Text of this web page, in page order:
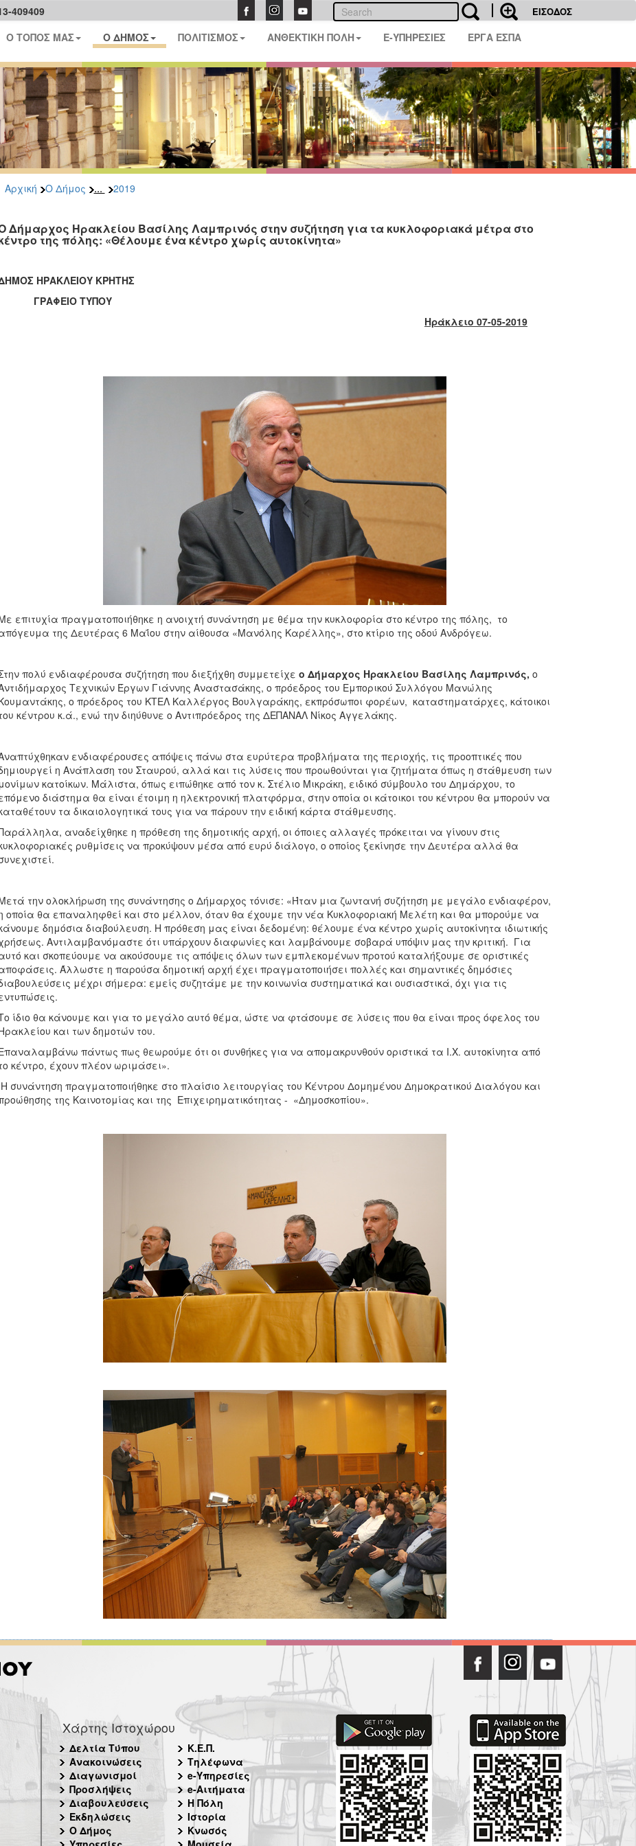
409409 ΕΙΣΟΔΟΣ
Ο ΤΟΠΟΣ ΜΑΣ Ο ΔΗΜΟΣ ΠΟΛΙΤΙΣΜΟΣ ΑΝΘΕΚΤΙΚΗ ΠΟΛΗ E-ΥΠΗΡΕΣΙΕΣ ΕΡΓΑ ΕΣΠΑ
Αρχική Ο Δήμος ... 2019
Δήμαρχος Ηρακλείου Βασίλης Λαμπρινός στην συζήτηση για τα κυκλοφοριακά μέτρα στο
της πόλης: «Θέλουμε ένα κέντρο χωρίς αυτοκίνητα»
ΗΡΑΚΛΕΙΟΥ ΚΡΗΤΗΣ
ΓΡΑΦΕΙΟ ΤΥΠΟΥ
Ηράκλειο 07-05-2019
επιτυχία πραγματοποιήθηκε η ανοιχτή συνάντηση με θέμα την κυκλοφορία στο κέντρο της πόλης, το
της Δευτέρας 6 Μαΐου στην αίθουσα «Μανόλης Καρέλλης», στο κτίριο της οδού Ανδρόγεω.
πολύ ενδιαφέρουσα συζήτηση που διεξήχθη συμμετείχε ο Δήμαρχος Ηρακλείου Βασίλης Λαμπρινός, ο
Τεχνικών Έργων Γιάννης Αναστασάκης, ο πρόεδρος του Εμπορικού Συλλόγου Μανώλης
ο πρόεδρος του ΚΤΕΛ Καλλέργος Βουλγαράκης, εκπρόσωποι φορέων, καταστηματάρχες, κάτοικοι
κέντρου κ.ά., ενώ την διηύθυνε ο Αντιπρόεδρος της ΔΕΠΑΝΑΛ Νίκος Αγγελάκης.
ενδιαφέρουσες απόψεις πάνω στα ευρύτερα προβλήματα της περιοχής, τις προοπτικές που
η Ανάπλαση του Σταυρού, αλλά και τις λύσεις που προωθούνται για ζητήματα όπως η στάθμευση των
μονίμων κατοίκων. Μάλιστα, όπως ειπώθηκε από τον κ. Στέλιο Μικράκη, ειδικό σύμβουλο του Δημάρχου, το
διάστημα θα είναι έτοιμη η ηλεκτρονική πλατφόρμα, στην οποία οι κάτοικοι του κέντρου θα μπορούν να
τα δικαιολογητικά τους για να πάρουν την ειδική κάρτα στάθμευσης.
αναδείχθηκε η πρόθεση της δημοτικής αρχή, οι όποιες αλλαγές πρόκειται να γίνουν στις
ρυθμίσεις να προκύψουν μέσα από ευρύ διάλογο, ο οποίος ξεκίνησε την Δευτέρα αλλά θα
την ολοκλήρωση της συνάντησης ο Δήμαρχος τόνισε: «Ήταν μια ζωντανή συζήτηση με μεγάλο ενδιαφέρον,
οποία θα επαναληφθεί και στο μέλλον, όταν θα έχουμε την νέα Κυκλοφοριακή Μελέτη και θα μπορούμε να
δημόσια διαβούλευση. Η πρόθεση μας είναι δεδομένη: θέλουμε ένα κέντρο χωρίς αυτοκίνητα ιδιωτικής
Αντιλαμβανόμαστε ότι υπάρχουν διαφωνίες και λαμβάνουμε σοβαρά υπόψιν μας την κριτική. Για
και σκοπεύουμε να ακούσουμε τις απόψεις όλων των εμπλεκομένων προτού καταλήξουμε σε οριστικές
Άλλωστε η παρούσα δημοτική αρχή έχει πραγματοποιήσει πολλές και σημαντικές δημόσιες
μέχρι σήμερα: εμείς συζητάμε με την κοινωνία συστηματικά και ουσιαστικά, όχι για τις
ίδιο θα κάνουμε και για το μεγάλο αυτό θέμα, ώστε να φτάσουμε σε λύσεις που θα είναι προς όφελος του
και των δημοτών του.
πάντως πως θεωρούμε ότι οι συνθήκες για να απομακρυνθούν οριστικά τα Ι.Χ. αυτοκίνητα από
κέντρο, έχουν πλέον ωριμάσει».
Η συνάντηση πραγματοποιήθηκε στο πλαίσιο λειτουργίας του Κέντρου Δομημένου Δημοκρατικού Διαλόγου και
της Καινοτομίας και της Επιχειρηματικότητας - «Δημοσκοπίου».
Χάρτης Ιστοχώρου
Δελτία Τύπου
Ανακοινώσεις
Διαγωνισμοί
Προσλήψεις
Διαβουλεύσεις
Εκδηλώσεις
Ο Δήμος
Κ.Ε.Π.
Τηλέφωνα
e-Υπηρεσίες
e-Αιτήματα
Η Πόλη
Ιστορία
Κνωσός